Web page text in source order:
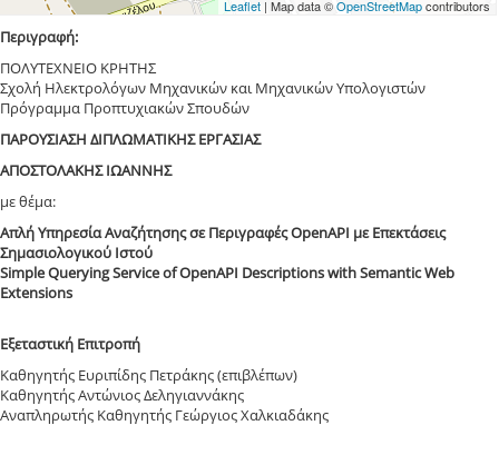
Leaflet| Map data ©OpenStreetMapcontributors
Περιγραφή:
ΠΟΛΥΤΕΧΝΕΙΟ ΚΡΗΤΗΣ
Σχολή Ηλεκτρολόγων Μηχανικών και Μηχανικών Υπολογιστών
Πρόγραμμα Προπτυχιακών Σπουδών
ΠΑΡΟΥΣΙΑΣΗ ΔΙΠΛΩΜΑΤΙΚΗΣ ΕΡΓΑΣΙΑΣ
ΑΠΟΣΤΟΛΑΚΗΣ ΙΩΑΝΝΗΣ
με θέμα:
Απλή Υπηρεσία Αναζήτησης σε Περιγραφές OpenAPI με Επεκτάσεις
Σημασιολογικού Ιστού
Simple Querying Service of OpenAPI Descriptions with Semantic Web
Extensions
Εξεταστική Επιτροπή
Καθηγητής Ευριπίδης Πετράκης (επιβλέπων)
Καθηγητής Αντώνιος Δεληγιαννάκης
Αναπληρωτής Καθηγητής Γεώργιος Χαλκιαδάκης